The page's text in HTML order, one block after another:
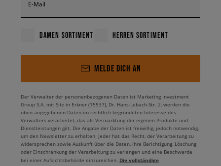
gedacht! Na, wie wär’s – entscheidest du dich für einen
kompletten Vans-Look?
Das Tüpfelchen auf dem i –
Vans Damen-Accessoires
Accessoires! Und davon hat Vans jede Menge zu bieten.
Egal, ob du minimalistische Looks liebst oder gerne
auffällige Styles trägst – hier wirst du fündig. Ganz vorne
mit dabei: Headwear. An kühlen Tagen greif zu einer der
Beanies, zum Beispiel zur schwarzen Core Basic oder dem
verkürzten Modell Vans Shorty. Und auch Caps dürfen
nicht fehlen – Basecaps und Snapbacks sind praktische
Statements, nicht nur im Sommer. Also unbedingt mit
einplanen! Wofür Vans außerdem bekannt ist? Für seine
E-Mail
DAMEN SORTIMENT HERREN SORTIMENT
MELDE DICH AN
Der Verwalter der personenbezogenen Daten ist Marketing Investment
Group S.A. mit Sitz in Erkner (15537), Dr. Hans-Lebach-Str. 2, werden die
oben angegebenen Daten im rechtlich begründeten Interesse des
Verwalters verarbeitet, das als Vermarktung der eigenen Produkte und
Dienstleistungen gilt. Die Angabe der Daten ist freiwillig, jedoch notwendig,
um den Newsletter zu erhalten. Jeder hat das Recht, der Verarbeitung zu
widersprechen sowie Auskunft über die Daten, ihre Berichtigung, Löschung
oder Einschränkung der Verarbeitung zu verlangen und eine Beschwerde
bei einer Aufsichtsbehörde einzureichen. Die vollständige